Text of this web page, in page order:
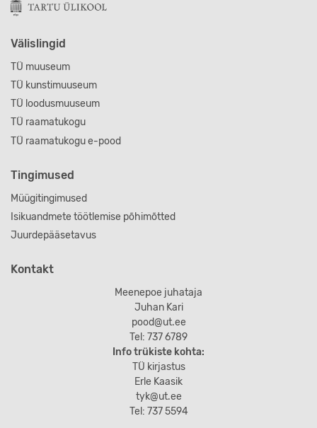
Välislingid
TÜ muuseum
TÜ kunstimuuseum
TÜ loodusmuuseum
TÜ raamatukogu
TÜ raamatukogu e-pood
Tingimused
Müügitingimused
Isikuandmete töötlemise põhimõtted
Juurdepääsetavus
Kontakt
Meenepoe juhataja
Juhan Kari
pood@ut.ee
Tel: 737 6789
Info trükiste kohta:
TÜ kirjastus
Erle Kaasik
tyk@ut.ee
Tel: 737 5594